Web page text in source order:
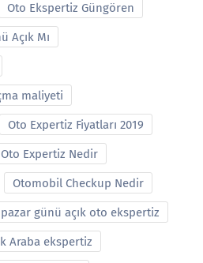
Oto Ekspertiz Güngören
Açık Mı
maliyeti
Oto Expertiz Fiyatları 2019
Oto Expertiz Nedir
Otomobil Checkup Nedir
pazar günü açık oto ekspertiz
Araba ekspertiz